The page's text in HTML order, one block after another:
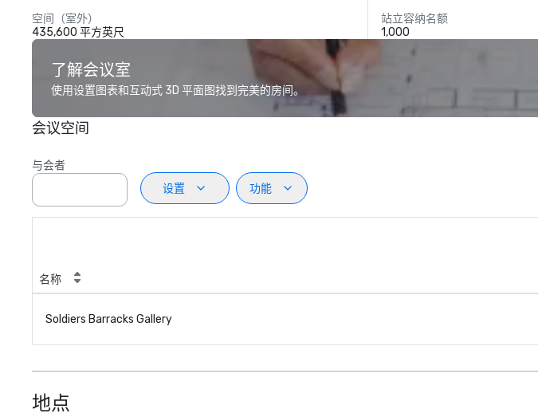
空间（室外）
435,600 平方英尺
站立容纳名额
1,000
了解会议室
使用设置图表和互动式 3D 平面图找到完美的房间。
会议空间
与会者
设置
功能
名称
Soldiers Barracks Gallery
地点